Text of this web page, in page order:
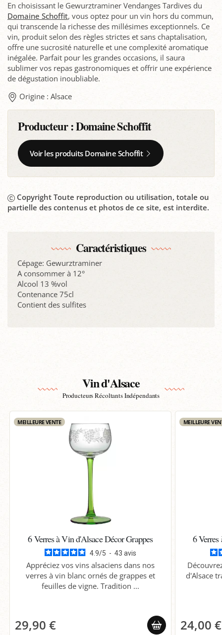
En choisissant le Gewurztraminer Vendanges Tardives du
Domaine Schoffit, vous optez pour un vin hors du commun,
qui transcende la richesse des millésimes exceptionnels. Ce
vin, produit selon des règles strictes et sans chaptalisation,
offre une sucrosité naturelle et une complexité aromatique
inégalée. Parfait pour les grandes occasions, il saura
sublimer vos repas gastronomiques et offrir une expérience
de dégustation inoubliable.
Origine : Alsace
Producteur :Domaine Schoffit
Voir les produits Domaine Schoffit
Copyright Toute reproduction ou utilisation, totale ou
partielle des contenus et photos de ce site, est interdite.
Caractéristiques
Cépage: Gewurztraminer
A consommer à 12°
Alcool 13 %vol
Contenance 75cl
Contient des sulfites
Vin d'Alsace
Producteurs Récoltants Indépendants
MEILLEURE VENTE
6 Verres à Vin d'Alsace Décor Grappes
4.9/5 - 43 avis
Appréciez vos vins alsaciens dans nos
verres à vin blanc ornés de grappes et
feuilles de vigne. Tradition ...
29,90 €
MEILLEURE
6
d'Alsace
24,00 €